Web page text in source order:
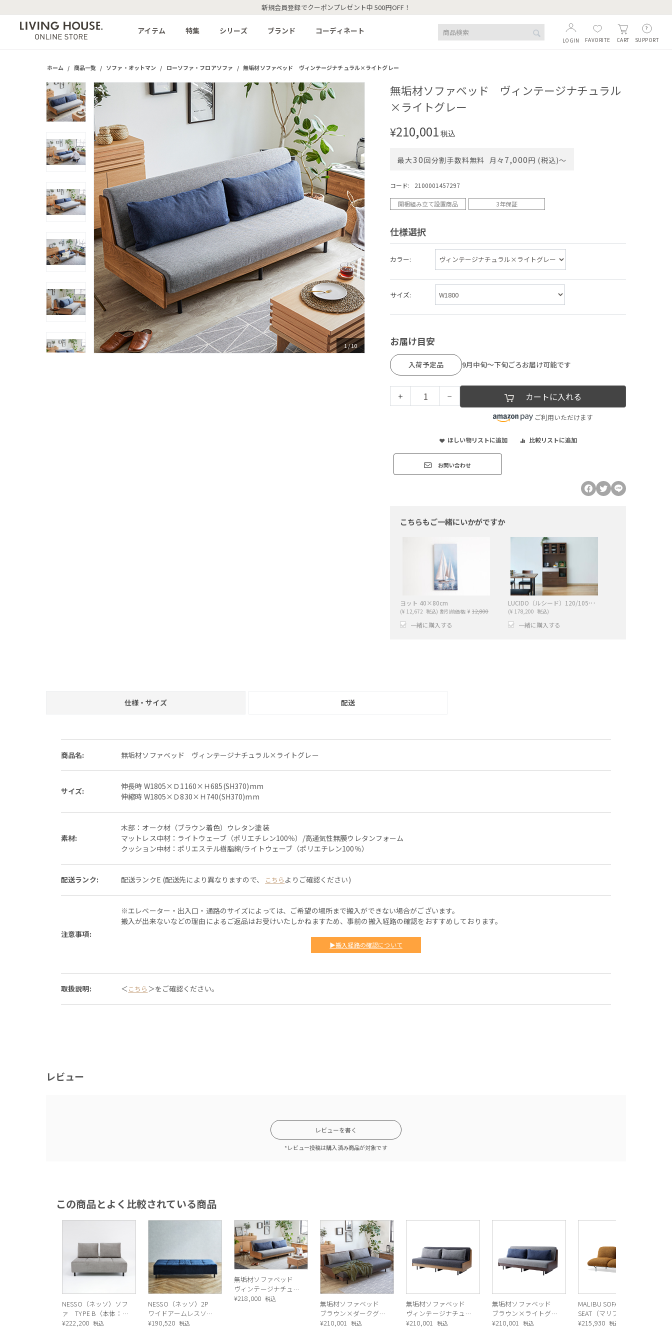
新規会員登録でクーポンプレゼント中 500円OFF！
アイテム 特集 シリーズ ブランド コーディネート
SUPPORT
CART
FAVORITE
LOGIN
ホーム / 商品一覧 / ソファ・オットマン / ローソファ・フロアソファ / 無垢材ソファベッド ヴィンテージナチュラル×ライトグレー
1/10
無垢材ソファベッド ヴィンテージナチュラル
×ライトグレー
¥210,001税込
最大30回分割手数料無料 月々 7,000円 (税込)〜
コード: 2100001457297
開梱組み立て設置商品 3年保証
仕様選択
カラー:
サイズ:
お届け目安
入荷予定品 9月中旬～下旬ごろお届け可能です
+ − カートに入れる
ご利用いただけます
ほしい物リストに追加 比較リストに追加
お問い合わせ
こちらもご一緒にいかがですか
ヨット 40×80cm
(¥ 12,672 税込) 割引前価格: ¥ 12,800
一緒に購入する
LUCIDO（ルシード）120/105オープンダイニングボード ウォールナット色
(¥ 178,200 税込)
一緒に購入する
仕様・サイズ 配送
商品名: 無垢材ソファベッド ヴィンテージナチュラル×ライトグレー
サイズ:
伸長時 W1805×Ｄ1160×Ｈ685(SH370)mm
伸縮時 W1805×Ｄ830×Ｈ740(SH370)mm
素材:
木部：オーク材（ブラウン着色）ウレタン塗装
マットレス中材：ライトウェーブ（ポリエチレン100％）/高通気性無膜ウレタンフォーム
クッション中材：ポリエステル樹脂綿/ライトウェーブ（ポリエチレン100％）
配送ランク: 配送ランクE (配送先により異なりますので、 こちら よりご確認ください)
注意事項:
※エレベーター・出入口・通路のサイズによっては、ご希望の場所まで搬入ができない場合がございます。
搬入が出来ないなどの理由によるご返品はお受けいたしかねますため、事前の搬入経路の確認をおすすめしております。
▶搬入経路の確認について
取扱説明: ＜ こちら ＞をご確認ください。
レビュー
レビューを書く
*レビュー投稿は購入済み商品が対象です
この商品とよく比較されている商品
NESSO（ネッソ）ソフ
ァ TYPE B（本体：
J225LGL）
¥222,200 税込
NESSO（ネッソ）2P
ワイドアームレスソフ
ァ（ES01）
¥190,520 税込
無垢材ソファベッド
ヴィンテージナチュラ
ル×ライトグレー
¥218,000 税込
無垢材ソファベッド
ブラウン×ダークグレ
ー
¥210,001 税込
無垢材ソファベッド
ヴィンテージナチュラ
ル×ダークグレー
¥210,001 税込
無垢材ソファベッド
ブラウン×ライトグレ
ー
¥210,001 税込
MALIBU SOFA 2
SEAT（マリブ ソファ
2シート）
¥215,930 税込